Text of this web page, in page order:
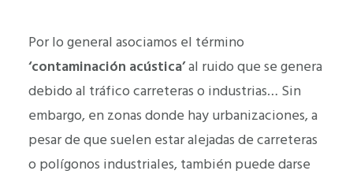
Por lo general asociamos el término
‘contaminación acústica’al ruido que se genera
debido al tráfico carreteras o industrias… Sin
embargo, en zonas donde hay urbanizaciones, a
pesar de que suelen estar alejadas de carreteras
o polígonos industriales, también puede darse